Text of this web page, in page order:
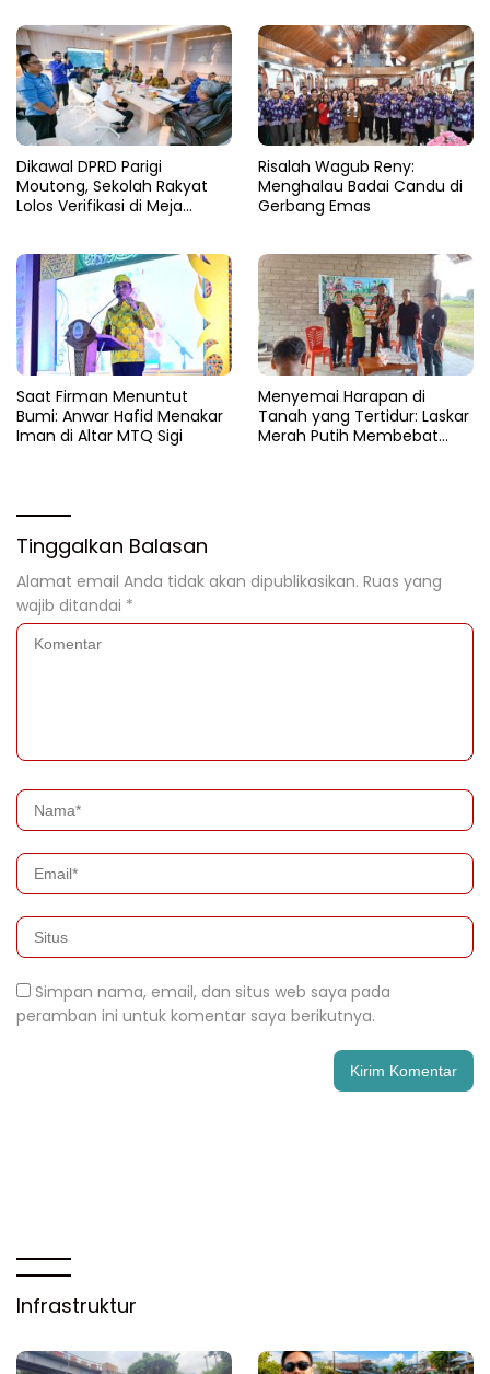
Dikawal DPRD Parigi
Moutong, Sekolah Rakyat
Lolos Verifikasi di Meja
Risalah Wagub Reny:
Menghalau Badai Candu di
Gerbang Emas
Saat Firman Menuntut
Bumi: Anwar Hafid Menakar
Iman di Altar MTQ Sigi
Menyemai Harapan di
Tanah yang Tertidur: Laskar
Merah Putih Membebat
Tinggalkan Balasan
Alamat email Anda tidak akan dipublikasikan. Ruas yang
wajib ditandai *
Simpan nama, email, dan situs web saya pada
peramban ini untuk komentar saya berikutnya.
Infrastruktur